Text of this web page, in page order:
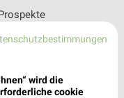
wird die
cookie